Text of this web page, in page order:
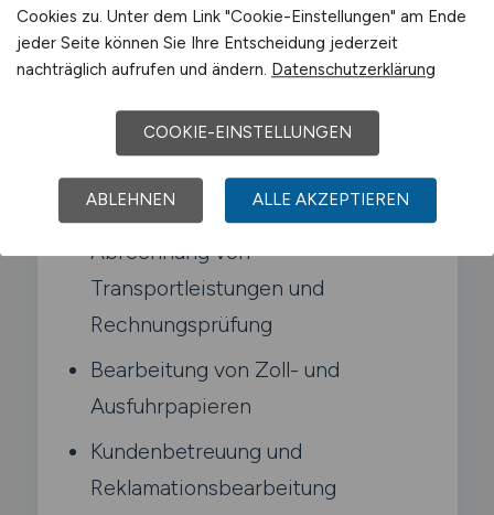
Transporten.
Erstellung von Frachtdokumenten
Abrechnung von
Transportleistungen und
Rechnungsprüfung
Bearbeitung von Zoll- und
Ausfuhrpapieren
Kundenbetreuung und
Reklamationsbearbeitung
Cookies zu. Unter dem Link "Cookie-Einstellungen" am Ende
jeder Seite können Sie Ihre Entscheidung jederzeit
nachträglich aufrufen und ändern. Datenschutzerklärung
COOKIE-EINSTELLUNGEN
ABLEHNEN ALLE AKZEPTIEREN